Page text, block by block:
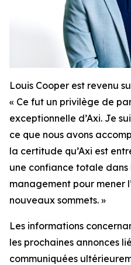
Louis Cooper est revenu
« Ce fut un privilège de
exceptionnelle d’Axi. Je
ce que nous avons
la certitude qu’Axi est
une confiance totale
management pour mener
nouveaux sommets. »
Les informations
les prochaines annonces
communiquées